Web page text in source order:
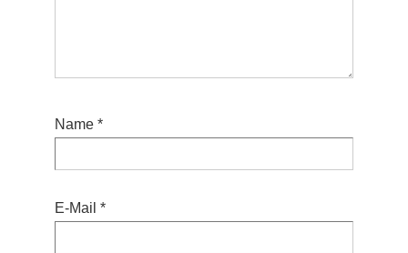
Name *
E-Mail *